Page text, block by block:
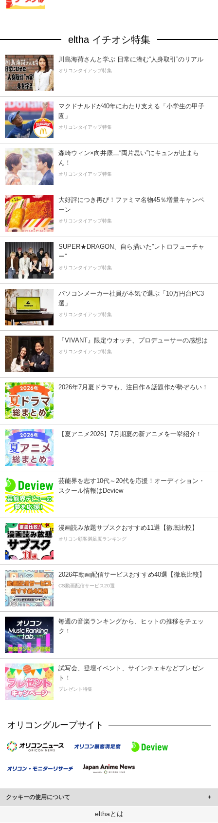
eltha イチオシ特集
川島海荷さんと学ぶ 日常に潜む“人身取引”のリアル
オリコンタイアップ特集
マクドナルドが40年にわたり支える「小学生の甲子
園」
オリコンタイアップ特集
森崎ウィン×向井康二“両片思い”にキュンが止まら
ん！
オリコンタイアップ特集
大好評につき再び！ファミマ名物45％増量キャンペ
ーン
オリコンタイアップ特集
SUPER★DRAGON、自ら描いた”レトロフューチャ
ー”
オリコンタイアップ特集
パソコンメーカー社員が本気で選ぶ「10万円台PC3
選」
オリコンタイアップ特集
『VIVANT』限定ウオッチ、プロデューサーの感想は
オリコンタイアップ特集
2026年7月夏ドラマも、注目作＆話題作が勢ぞろい！
【夏アニメ2026】7月期夏の新アニメを一挙紹介！
芸能界を志す10代～20代を応援！オーディション・
スクール情報はDeview
漫画読み放題サブスクおすすめ11選【徹底比較】
オリコン顧客満足度ランキング
2026年動画配信サービスおすすめ40選【徹底比較】
CS動画配信サービス20選
毎週の音楽ランキングから、ヒットの推移をチェッ
ク！
試写会、登壇イベント、サインチェキなどプレゼン
ト！
プレゼント特集
オリコングループサイト
クッキーの使用について
このサイトでは Cookie を使用して、ユーザーに合わせたコンテンツや広告の
elthaとは